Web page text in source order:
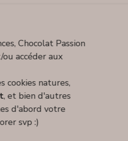
Chocolat Passion
accéder aux
cookies natures,
, et bien d'autres
d'abord votre
svp :)
!
: la récolte des fèves, leur
pâte, puis la combinaison
créer le produit fini.